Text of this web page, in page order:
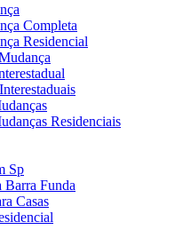
Completa
Residencial
Residenciais
Sp
Barra Funda
Casas